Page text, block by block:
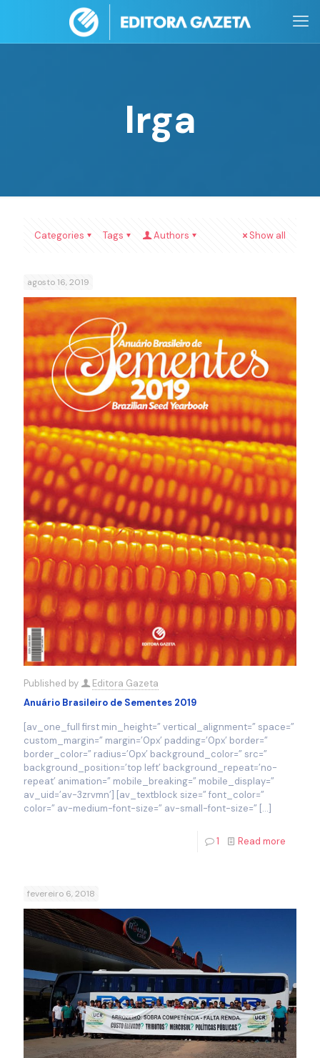
Irga
Categories Tags Authors Show all
agosto 16, 2019
Published by
Editora Gazeta
Anuário Brasileiro de Sementes 2019
[av_one_full first min_height=” vertical_alignment=” space=”
custom_margin=” margin=’0px’ padding=’0px’ border=”
border_color=” radius=’0px’ background_color=” src=”
background_position=’top left’ background_repeat=’no-
repeat’ animation=” mobile_breaking=” mobile_display=”
av_uid=’av-3zrvmn’] [av_textblock size=” font_color=”
color=” av-medium-font-size=” av-small-font-size=” […]
1 Read more
fevereiro 6, 2018